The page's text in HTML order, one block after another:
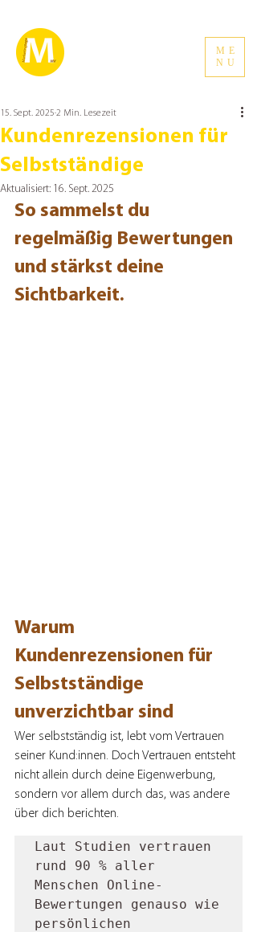
ME
NU
Kundenrezensionen für
Selbstständige
15. Sept. 2025 2 Min. Lesezeit
Aktualisiert: 16. Sept. 2025
So sammelst du
regelmäßig Bewertungen
und stärkst deine
Sichtbarkeit.
Warum
Kundenrezensionen für
Selbstständige
unverzichtbar sind
Wer selbstständig ist, lebt vom Vertrauen
seiner Kund:innen. Doch Vertrauen entsteht
nicht allein durch deine Eigenwerbung,
sondern vor allem durch das, was andere
über dich berichten.
Laut Studien vertrauen
rund 90 % aller
Menschen Online-
Bewertungen genauso wie
persönlichen